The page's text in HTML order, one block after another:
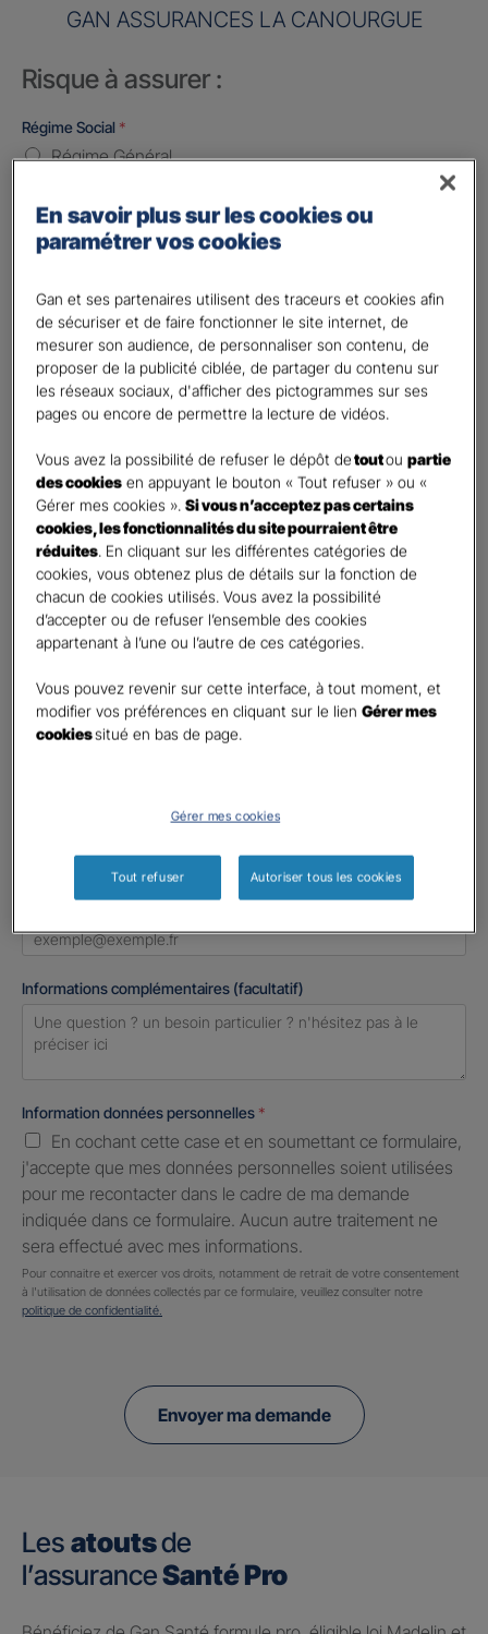
GAN ASSURANCES LA CANOURGUE
Risque à assurer :
Régime Social *
Régime Général
Régime Agricole
Régime local Alsace - Moselle
Bénéficiaire(s)*
Moi
Conjoint
Enfant(s)
A partir du 3ème enfant, Ils seront rattachés gratuitement à votre contrat. Pensez
Vos informations :
Etes-vous déjà client Gan assurances ?*
Oui
Non
*
Monsieur
Contact*
United
*
Informations complémentaires (facultatif)
Information données personnelles *
En cochant cette case et en soumettant ce formulaire,
j'accepte que mes données personnelles soient utilisées
pour me recontacter dans le cadre de ma demande
indiquée dans ce formulaire. Aucun autre traitement ne
sera effectué avec mes informations.
Pour connaitre et exercer vos droits, notamment de retrait de votre consentement
à l'utilisation de données collectés par ce formulaire, veuillez consulter notre
politique de confidentialité.
Envoyer ma demande
Les atoutsde
l’assuranceSanté Pro
En savoir plus sur les cookies ou
paramétrer vos cookies
Gan et ses partenaires utilisent des traceurs et cookies afin
de sécuriser et de faire fonctionner le site internet, de
mesurer son audience, de personnaliser son contenu, de
proposer de la publicité ciblée, de partager du contenu sur
les réseaux sociaux, d'afficher des pictogrammes sur ses
pages ou encore de permettre la lecture de vidéos.
Vous avez la possibilité de refuser le dépôt detoutoupartie
des cookies en appuyant le bouton « Tout refuser » ou «
Gérer mes cookies ».Si vous n’acceptez pas certains
cookies, les fonctionnalités du site pourraient être
réduites . En cliquant sur les différentes catégories de
cookies, vous obtenez plus de détails sur la fonction de
chacun de cookies utilisés. Vous avez la possibilité
d’accepter ou de refuser l’ensemble des cookies
appartenant à l’une ou l’autre de ces catégories.
Vous pouvez revenir sur cette interface, à tout moment, et
modifier vos préférences en cliquant sur le lienGérer mes
cookiessitué en bas de page.
Gérer mes cookies
Tout refuser Autoriser tous les cookies